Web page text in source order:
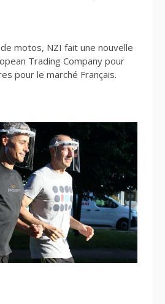
motos, NZI fait une nouvelle
Trading Company pour
pour le marché Français.